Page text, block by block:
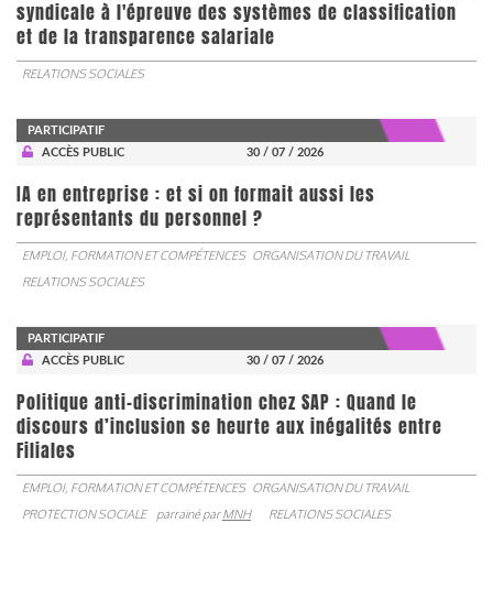
syndicale à l'épreuve des systèmes de classification
et de la transparence salariale
RELATIONS SOCIALES
PARTICIPATIF
ACCÈS PUBLIC
30 / 07 / 2026
IA en entreprise : et si on formait aussi les
représentants du personnel ?
EMPLOI, FORMATION ET COMPÉTENCES ORGANISATION DU TRAVAIL
RELATIONS SOCIALES
PARTICIPATIF
ACCÈS PUBLIC
30 / 07 / 2026
Politique anti-discrimination chez SAP : Quand le
discours d’inclusion se heurte aux inégalités entre
Filiales
EMPLOI, FORMATION ET COMPÉTENCES ORGANISATION DU TRAVAIL
PROTECTION SOCIALE
parrainé parMNH RELATIONS SOCIALES